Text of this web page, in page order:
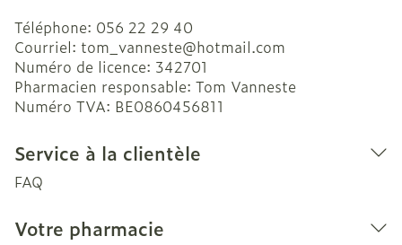
Téléphone: 056 22 29 40
Courriel: tom_vanneste@hotmail.com
Numéro de licence: 342701
Pharmacien responsable: Tom Vanneste
Numéro TVA: BE0860456811
Service à la clientèle
FAQ
Votre pharmacie